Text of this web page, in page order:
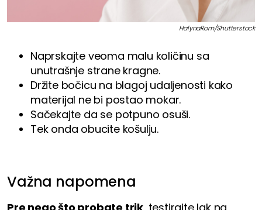
HalynaRom/Shutterstock
Naprskajte veoma malu količinu sa
unutrašnje strane kragne.
Držite bočicu na blagoj udaljenosti kako
materijal ne bi postao mokar.
Sačekajte da se potpuno osuši.
Tek onda obucite košulju.
Važna napomena